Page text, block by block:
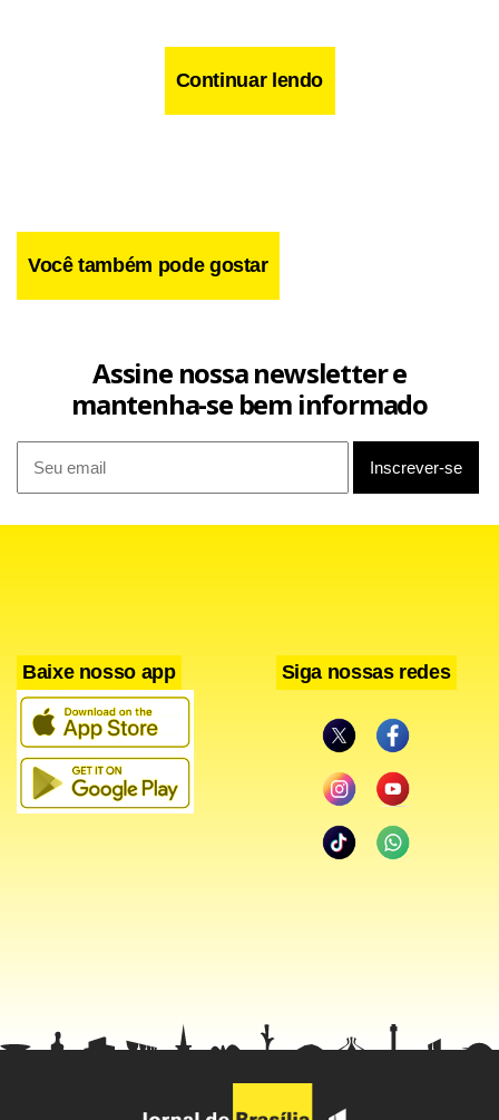
esperam que a economia norte-americana tenha criado
“Se o número de vagas criadas for inferior 150 mil isso
levantaria novas preocupações sobre a economia dos
EUA”, disse Dai Sato, vice-presidente sênior da divisão de
comércio exterior do Mizuho Bank. “Uma leitura entre 170
mil e 200 mil seria mais bem recebida pelo mercado”,
de auxílio-desemprego subiu 16 mil na semana encerrada
em 29 de março, para 326 mil. O índice de atividade de
Continuar lendo
Você também pode gostar
Assine nossa newsletter e
mantenha-se bem informado
Baixe nosso app Siga nossas redes